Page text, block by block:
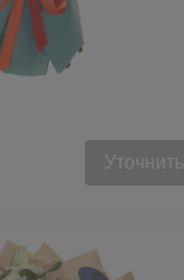
Уточнить